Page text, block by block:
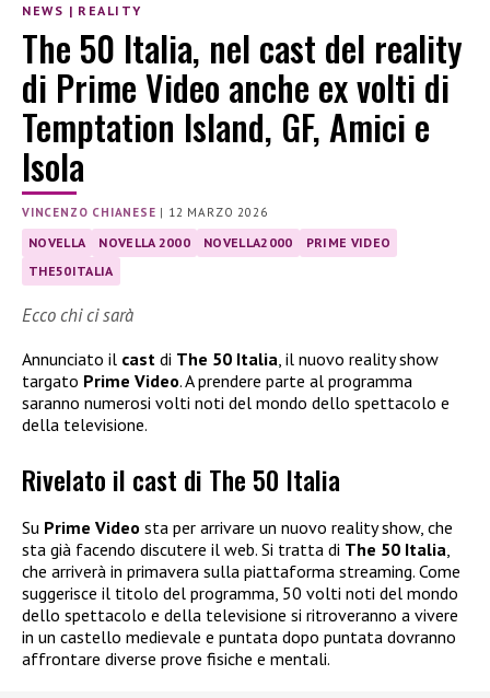
NEWS | REALITY
The 50 Italia, nel cast del reality
di Prime Video anche ex volti di
Temptation Island, GF, Amici e
Isola
VINCENZO CHIANESE | 12 MARZO 2026
NOVELLA NOVELLA 2000 NOVELLA2000
PRIME VIDEO
THE50ITALIA
Ecco chi ci sarà
Annunciato il cast di The 50 Italia, il nuovo reality show
targato Prime Video. A prendere parte al programma
saranno numerosi volti noti del mondo dello spettacolo e
della televisione.
Rivelato il cast di The 50 Italia
Su Prime Video sta per arrivare un nuovo reality show, che
sta già facendo discutere il web. Si tratta di The 50 Italia,
che arriverà in primavera sulla piattaforma streaming. Come
suggerisce il titolo del programma, 50 volti noti del mondo
dello spettacolo e della televisione si ritroveranno a vivere
in un castello medievale e puntata dopo puntata dovranno
affrontare diverse prove fisiche e mentali.